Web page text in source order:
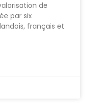
de
par six
français et